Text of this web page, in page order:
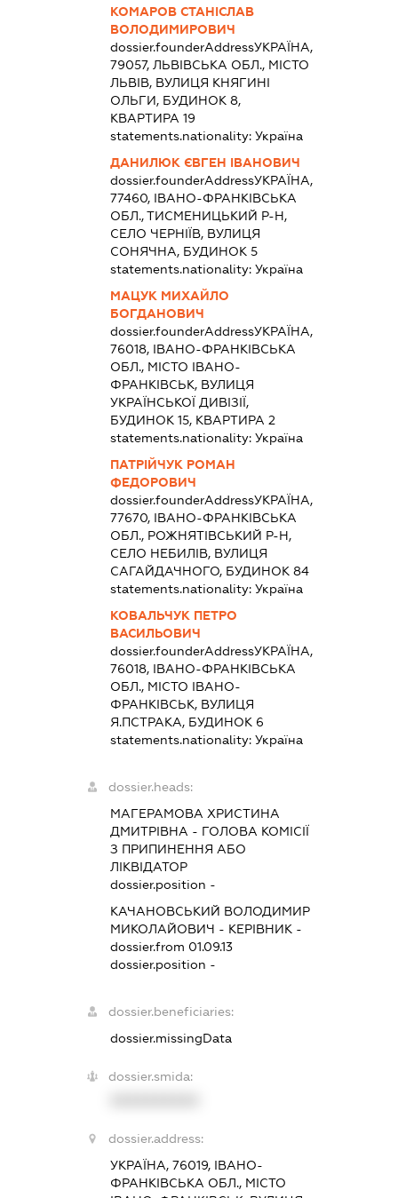
КОМАРОВ СТАНІСЛАВ
ВОЛОДИМИРОВИЧ
dossier.founderAddressУКРАЇНА,
79057, ЛЬВІВСЬКА ОБЛ., МІСТО
ЛЬВІВ, ВУЛИЦЯ КНЯГИНІ
ОЛЬГИ, БУДИНОК 8,
КВАРТИРА 19
statements.nationality: Україна
ДАНИЛЮК ЄВГЕН ІВАНОВИЧ
dossier.founderAddressУКРАЇНА,
77460, ІВАНО-ФРАНКІВСЬКА
ОБЛ., ТИСМЕНИЦЬКИЙ Р-Н,
СЕЛО ЧЕРНІЇВ, ВУЛИЦЯ
СОНЯЧНА, БУДИНОК 5
statements.nationality: Україна
МАЦУК МИХАЙЛО
БОГДАНОВИЧ
dossier.founderAddressУКРАЇНА,
76018, ІВАНО-ФРАНКІВСЬКА
ОБЛ., МІСТО ІВАНО-
ФРАНКІВСЬК, ВУЛИЦЯ
УКРАЇНСЬКОЇ ДИВІЗІЇ,
БУДИНОК 15, КВАРТИРА 2
statements.nationality: Україна
ПАТРІЙЧУК РОМАН
ФЕДОРОВИЧ
dossier.founderAddressУКРАЇНА,
77670, ІВАНО-ФРАНКІВСЬКА
ОБЛ., РОЖНЯТІВСЬКИЙ Р-Н,
СЕЛО НЕБИЛІВ, ВУЛИЦЯ
САГАЙДАЧНОГО, БУДИНОК 84
statements.nationality: Україна
КОВАЛЬЧУК ПЕТРО
ВАСИЛЬОВИЧ
dossier.founderAddressУКРАЇНА,
76018, ІВАНО-ФРАНКІВСЬКА
ОБЛ., МІСТО ІВАНО-
ФРАНКІВСЬК, ВУЛИЦЯ
Я.ПСТРАКА, БУДИНОК 6
statements.nationality: Україна
dossier.heads:
МАГЕРАМОВА ХРИСТИНА
ДМИТРІВНА - ГОЛОВА КОМІСІЇ
З ПРИПИНЕННЯ АБО
ЛІКВІДАТОР
dossier.position -
КАЧАНОВСЬКИЙ ВОЛОДИМИР
МИКОЛАЙОВИЧ - КЕРІВНИК -
dossier.from 01.09.13
dossier.position -
dossier.beneficiaries:
dossier.missingData
dossier.smida:
dossier.address:
УКРАЇНА, 76019, ІВАНО-
ФРАНКІВСЬКА ОБЛ., МІСТО